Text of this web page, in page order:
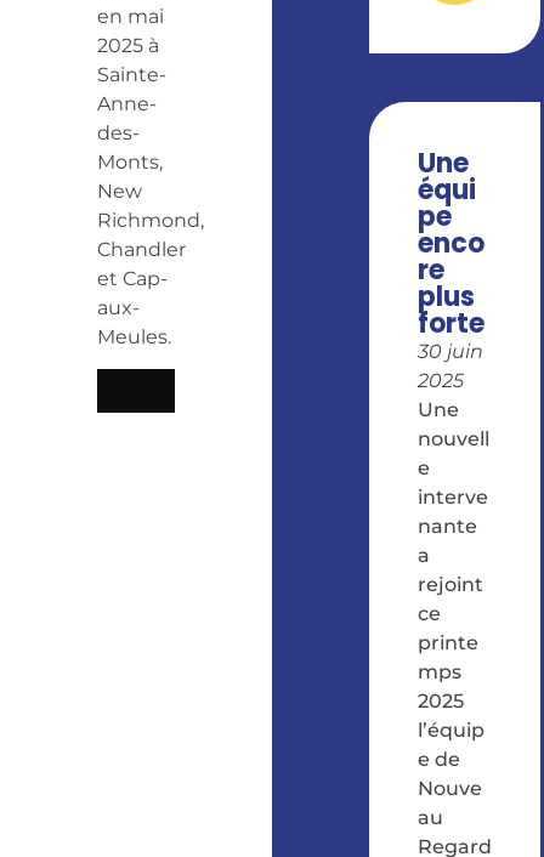
en mai
2025 à
Sainte-
Anne-
des-
Monts,
New
Richmond,
Chandler
et Cap-
aux-
Meules.
Une
équi
pe
enco
re
plus
forte
30 juin
2025
Une
nouvell
e
interve
nante
a
rejoint
ce
printe
mps
2025
l’équip
e de
Nouve
au
Regard